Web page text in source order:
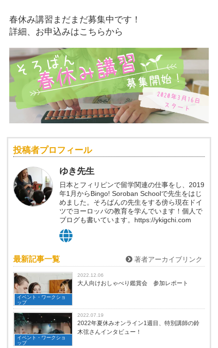
春休み講習まだまだ募集中です！
詳細、お申込みはこちらから
投稿者プロフィール
ゆき先生
日本とフィリピンで留学関連の仕事をし、2019
年1月からBingo! Soroban Schoolで先生をはじ
めました。そろばんの先生をする傍ら現在ドイ
ツでヨーロッパの教育を学んでいます！個人で
ブログも書いています。https://ykigchi.com
最新記事一覧 著者アーカイブリンク
イベント・ワークショ
ップ
2022.12.06
大人向けおしゃべり鑑賞会 参加レポート
イベント・ワークショ
ップ
2022.07.19
2022年夏休みオンライン1週目、特別講師の鈴
木弦さんインタビュー！